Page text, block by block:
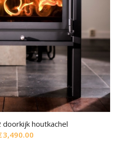
doorkijk houtkachel
3,490.00